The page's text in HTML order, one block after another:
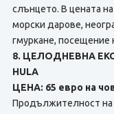
слънцето. В цената
морски дарове,
гмуркане, посещение
8. ЦЕЛОДНЕВНА
HULA
ЦЕНА: 65 евро на
Продължителност на